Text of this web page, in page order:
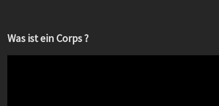
Was ist ein Corps ?